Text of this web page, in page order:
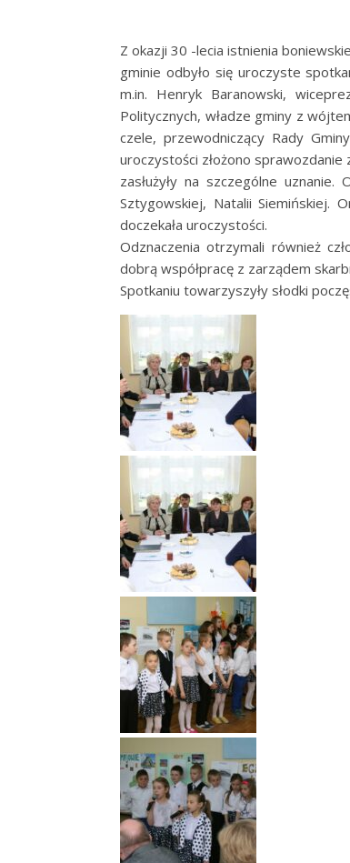
Z okazji 30 -lecia istnienia
gminie odbyło się uroczyste
m.in. Henryk Baranowski,
Politycznych, władze gminy z
czele, przewodniczący Rady
uroczystości złożono sprawozdanie
zasłużyły na szczególne
Sztygowskiej, Natalii Siemińskiej.
doczekała uroczystości.
Odznaczenia otrzymali również
dobrą współpracę z zarządem
Spotkaniu towarzyszyły słodki